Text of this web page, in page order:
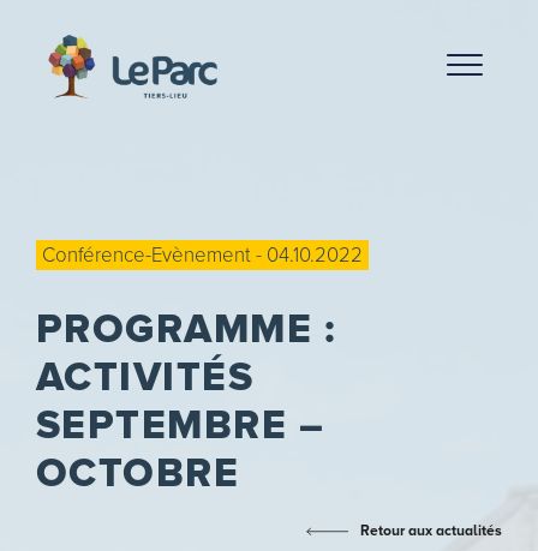
Conférence-Evènement - 04.10.2022
PROGRAMME :
ACTIVITÉS
SEPTEMBRE –
OCTOBRE
Retour aux actualités